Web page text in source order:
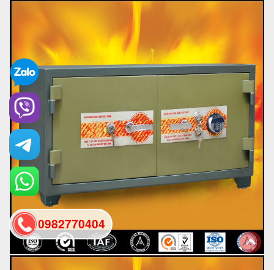
0982770404
back